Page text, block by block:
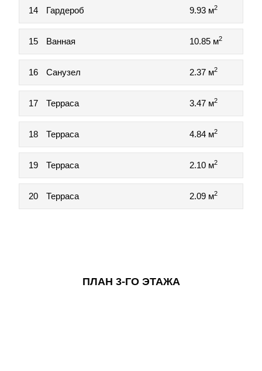
14 Гардероб 9.93 м2
15 Ванная 10.85 м2
16 Санузел 2.37 м2
17 Терраса 3.47 м2
18 Терраса 4.84 м2
19 Терраса 2.10 м2
20 Терраса 2.09 м2
ПЛАН 3-ГО ЭТАЖА